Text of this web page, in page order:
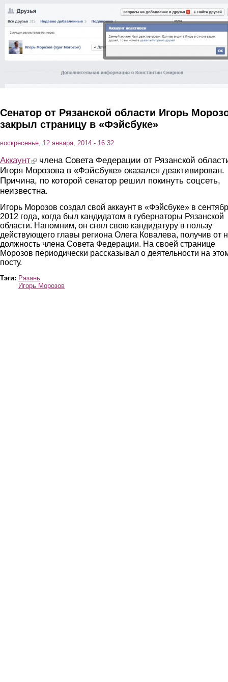
Сенатор от Рязанской области Игорь
закрыл страницу в «Фэйсбуке»
воскресенье, 12 января, 2014 - 16:32
Аккаунт(link is external)
члена Совета Федерации от Рязанской
Игоря Морозова в «Фэйсбуке» оказался деактивирован.
Причина, по которой сенатор решил покинуть соцсеть,
неизвестна.
Игорь Морозов создал свой аккаунт в «Фэйсбуке» в
2012 года, когда был кандидатом в губернаторы Рязанской
области. Напомним, он снял свою кандидатуру в пользу
действующего главы региона Олега Ковалева, получив от
должность члена Совета Федерации. На своей странице
Морозов периодически рассказывал о деятельности на
посту.
Тэги: Рязань
Игорь Морозов